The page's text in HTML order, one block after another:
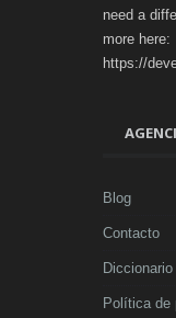
need a
more here:
https://
Blog
Contacto
Diccionario
Política de